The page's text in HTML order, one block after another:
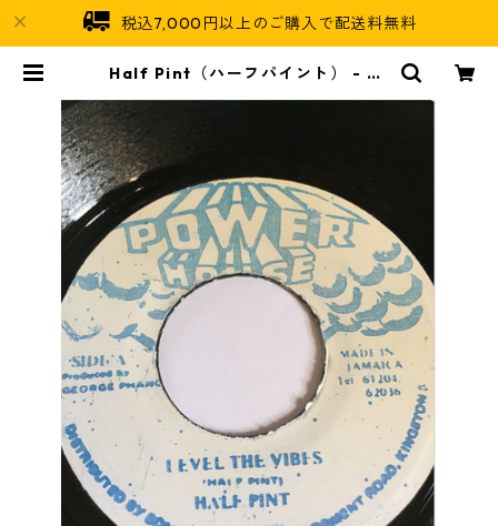
税込7,000円以上のご購入で配送料無料
Half Pint（ハーフパイント） - Le